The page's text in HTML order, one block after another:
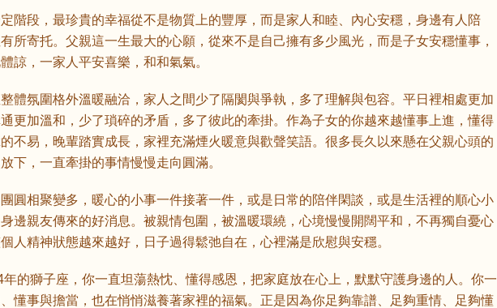
階段，最珍貴的幸福從不是物質上的豐厚，而是家人和睦、內心安穩，身邊有人陪
所寄托。父親這一生最大的心願，從來不是自己擁有多少風光，而是子女安穩懂事，
諒，一家人平安喜樂，和和氣氣。
體氛圍格外溫暖融洽，家人之間少了隔閡與爭執，多了理解與包容。平日裡相處更加
更加溫和，少了瑣碎的矛盾，多了彼此的牽掛。作為子女的你越來越懂事上進，懂得
不易，晚輩踏實成長，家裡充滿煙火暖意與歡聲笑語。很多長久以來懸在父親心頭的
下，一直牽掛的事情慢慢走向圓滿。
圓相聚變多，暖心的小事一件接著一件，或是日常的陪伴閑談，或是生活裡的順心小
邊親友傳來的好消息。被親情包圍，被溫暖環繞，心境慢慢開闊平和，不再獨自憂心
人精神狀態越來越好，日子過得鬆弛自在，心裡滿是欣慰與安穩。
年的獅子座，你一直坦蕩熱忱、懂得感恩，把家庭放在心上，默默守護身邊的人。你一
懂事與擔當，也在悄悄滋養著家裡的福氣。正是因為你足夠靠譜、足夠重情、足夠懂